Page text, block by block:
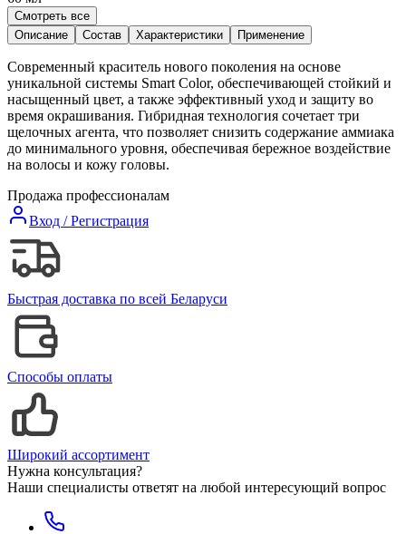
Смотреть все
Описание
Состав Характеристики Применение
Современный краситель нового поколения на основе
уникальной системы Smart Color, обеспечивающей стойкий и
насыщенный цвет, а также эффективный уход и защиту во
время окрашивания. Гибридная технология сочетает три
щелочных агента, что позволяет снизить содержание аммиака
до минимального уровня, обеспечивая бережное воздействие
на волосы и кожу головы.
Продажа профессионалам
Вход / Регистрация
Быстрая доставка по всей Беларуси
Способы оплаты
Широкий ассортимент
Нужна консультация?
Наши специалисты ответят на любой интересующий вопрос